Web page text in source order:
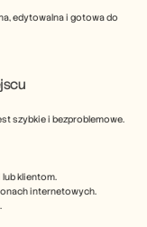
edytowalna i gotowa do
szybkie i bezproblemowe.
klientom.
internetowych.